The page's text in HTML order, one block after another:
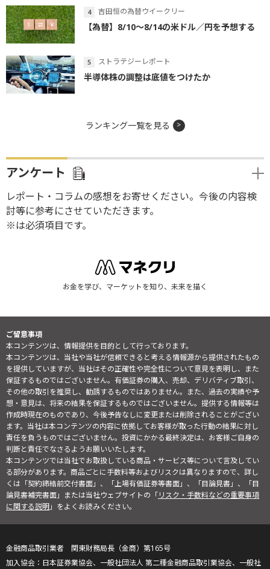
吉田恒の為替ウイークリー
【為替】8/10～8/14の米ドル／円を予想する
ストラテジーレポート
半導体株の調整は底値をつけたか
ランキング一覧を見る
アンケート
レポート・コラムの感想をお寄せください。今後の内容検
討等に参考にさせていただきます。
※は必須項目です。
お金を学び、マーケットを知り、未来を描く
ご留意事項
本コンテンツは、情報提供を目的として行っております。
本コンテンツは、当社や当社が信頼できると考える情報源から提供されたもの
を提供していますが、当社はその正確性や完全性について意見を表明し、また
保証するものではございません。有価証券の購入、売却、デリバティブ取引、
その他の取引を推奨し、勧誘するものではありません。また、過去の実績や予
想・意見は、将来の結果を保証するものではございません。提供する情報等は
作成時現在のものであり、今後予告なしに変更または削除されることがござい
ます。当社は本コンテンツの内容に依拠してお客様が取った行動の結果に対し
責任を負うものではございません。投資にかかる最終決定は、お客様ご自身の
判断と責任でなさるようお願いいたします。
本コンテンツでは当社でお取扱している商品・サービス等について言及してい
る部分があります。商品ごとに手数料等およびリスクは異なりますので、詳し
くは「契約締結前交付書面」、「上場有価証券等書面」、「目論見書」、「目
論見書補完書面」または当社ウェブサイトの「リスク・手数料などの重要事項
に関する説明」をよくお読みください。
金融商品取引業者 関東財務局長（金商）第165号
日本証券業協会、一般社団法人 第二種金融商品取引業協会、一般社